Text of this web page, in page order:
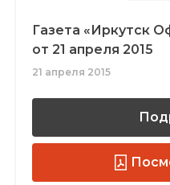
Газета «Иркутск
от 21 апреля 2015
21 апреля 2015